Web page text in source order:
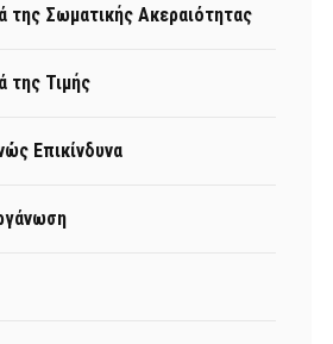
της Σωματικής Ακεραιότητας
της Τιμής
Επικίνδυνα